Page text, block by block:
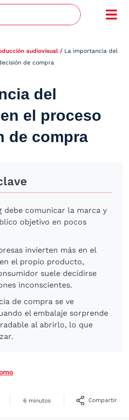
audiovisual / La importancia del
de compra
del
el proceso
de compra
debe comunicar la marca y
objetivo en pocos
invierten más en el
el propio producto,
suele decidirse
inconscientes.
de compra se ve
el embalaje sorprende
al abrirlo, lo que
6 minutos Compartir